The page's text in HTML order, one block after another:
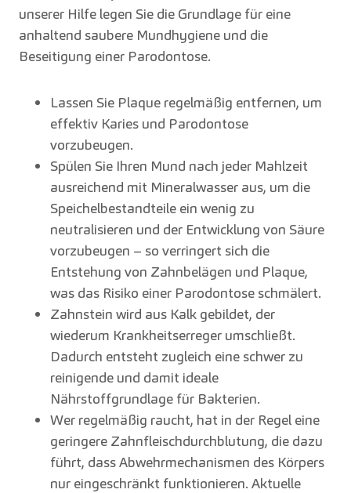
unserer Hilfe legen Sie die Grundlage für eine
anhaltend saubere Mundhygiene und die
Beseitigung einer Parodontose.
Lassen Sie Plaque regelmäßig entfernen, um
effektiv Karies und Parodontose
vorzubeugen.
Spülen Sie Ihren Mund nach jeder Mahlzeit
ausreichend mit Mineralwasser aus, um die
Speichelbestandteile ein wenig zu
neutralisieren und der Entwicklung von Säure
vorzubeugen – so verringert sich die
Entstehung von Zahnbelägen und Plaque,
was das Risiko einer Parodontose schmälert.
Zahnstein wird aus Kalk gebildet, der
wiederum Krankheitserreger umschließt.
Dadurch entsteht zugleich eine schwer zu
reinigende und damit ideale
Nährstoffgrundlage für Bakterien.
Wer regelmäßig raucht, hat in der Regel eine
geringere Zahnfleischdurchblutung, die dazu
führt, dass Abwehrmechanismen des Körpers
nur eingeschränkt funktionieren. Aktuelle